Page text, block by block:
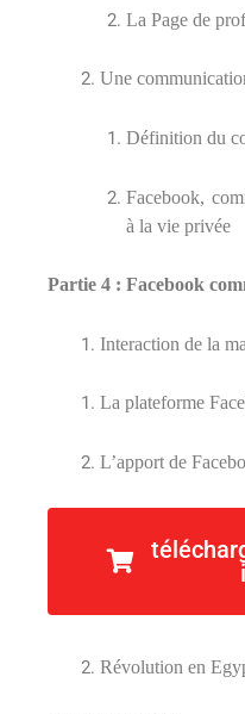
La Page de
Une
Définition du
Facebook,
à la vie privée
Partie 4 : Facebook
Interaction de la
La plateforme
L’apport de
dans le monde
Révolution en